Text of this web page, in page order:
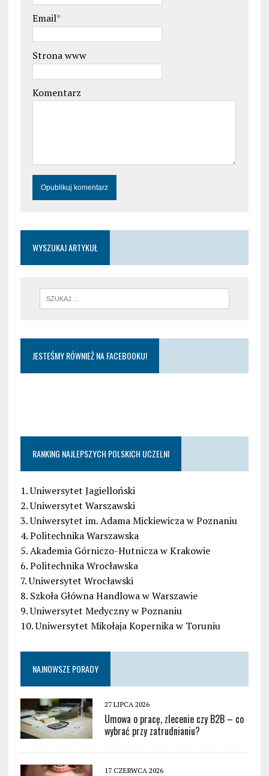
Email*
Strona www
Komentarz
WYSZUKAJ ARTYKUŁ
JESTEŚMY RÓWNIEŻ NA FACEBOOKU!
RANKING NAJLEPSZYCH POLSKICH UCZELNI
1. Uniwersytet Jagielloński
2. Uniwersytet Warszawski
3. Uniwersytet im. Adama Mickiewicza w Poznaniu
4. Politechnika Warszawska
5. Akademia Górniczo-Hutnicza w Krakowie
6. Politechnika Wrocławska
7. Uniwersytet Wrocławski
8. Szkoła Główna Handlowa w Warszawie
9. Uniwersytet Medyczny w Poznaniu
10. Uniwersytet Mikołaja Kopernika w Toruniu
NAJNOWSZE PORADY
27 LIPCA 2026
Umowa o pracę, zlecenie czy B2B – co
wybrać przy zatrudnianiu?
17 CZERWCA 2026